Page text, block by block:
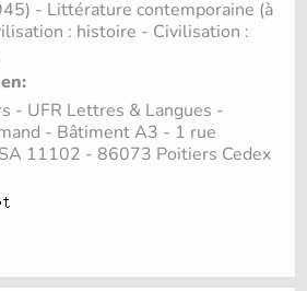
- Littérature contemporaine (à
: histoire - Civilisation :
- UFR Lettres & Langues -
- Bâtiment A3 - 1 rue
11102 - 86073 Poitiers Cedex